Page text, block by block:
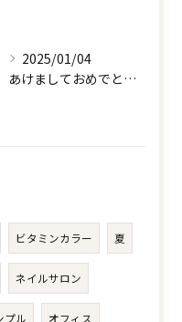
2025/01/04
あけましておめでとうございます
ビタミンカラー 夏
ネイルサロン
プル オフィス